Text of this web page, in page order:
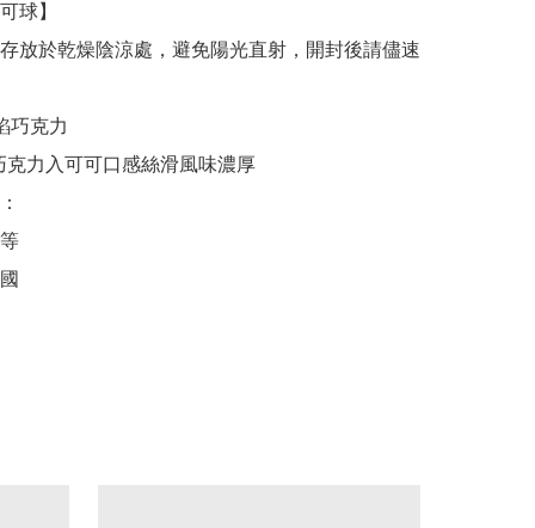
球】
放於乾燥陰涼處，避免陽光直射，開封後請儘速
巧克力
克力入可可口感絲滑風味濃厚